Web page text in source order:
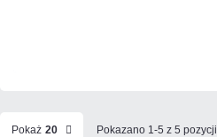
Pokaż 20 Pokazano 1-5 z 5 pozycji